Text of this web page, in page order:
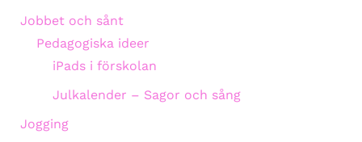
Jobbet och sånt
Pedagogiska ideer
iPads i förskolan
Julkalender – Sagor och sång
Jogging